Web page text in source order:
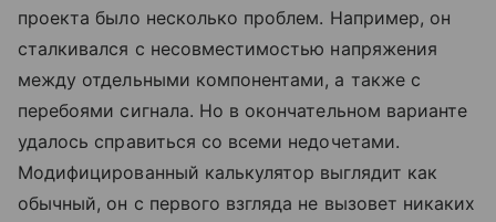
проекта было несколько проблем. Например, он
сталкивался с несовместимостью напряжения
между отдельными компонентами, а также с
перебоями сигнала. Но в окончательном варианте
удалось справиться со всеми недочетами.
Модифицированный калькулятор выглядит как
обычный, он с первого взгляда не вызовет никаких